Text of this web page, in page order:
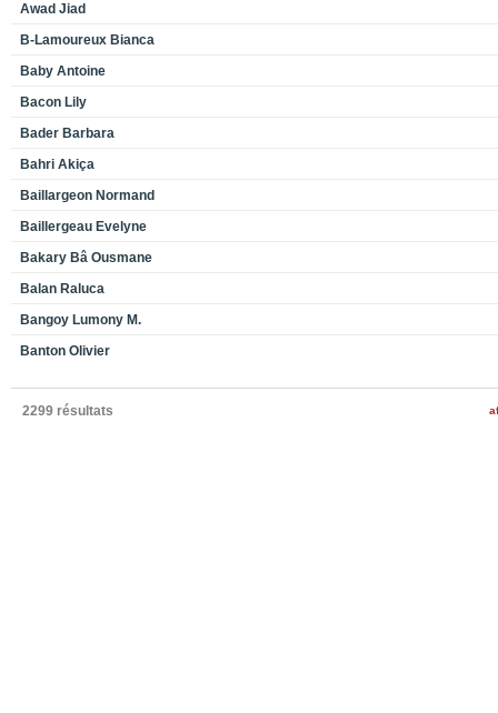
Awad Jiad
B-Lamoureux Bianca
Baby Antoine
Bacon Lily
Bader Barbara
Bahri Akiça
Baillargeon Normand
Baillergeau Evelyne
Bakary Bâ Ousmane
Balan Raluca
Bangoy Lumony M.
Banton Olivier
2299 résultats